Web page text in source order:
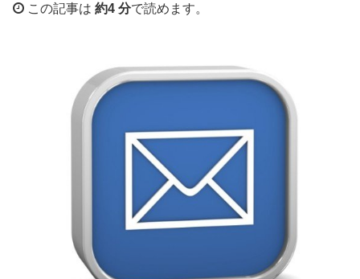
この記事は 約4 分で読めます。